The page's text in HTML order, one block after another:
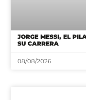
JORGE MESSI, EL
SU CARRERA
08/08/2026